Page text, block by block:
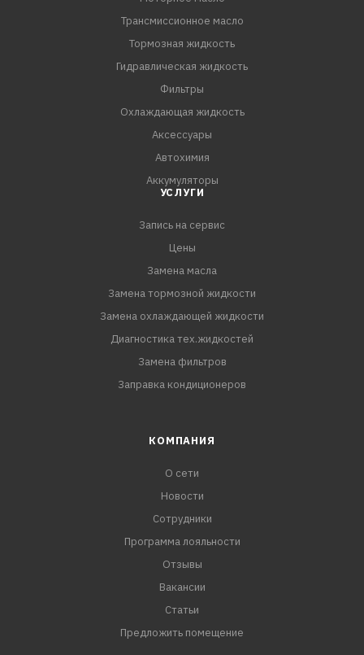
Трансмиссионное масло
Тормозная жидкость
Гидравлическая жидкость
Фильтры
Охлаждающая жидкость
Аксессуары
Автохимия
Аккумуляторы
УСЛУГИ
Запись на сервис
Цены
Замена масла
Замена тормозной жидкости
Замена охлаждающей жидкости
Диагностика тех.жидкостей
Замена фильтров
Заправка кондиционеров
КОМПАНИЯ
О сети
Новости
Сотрудники
Программа лояльности
Отзывы
Вакансии
Статьи
Предложить помещение